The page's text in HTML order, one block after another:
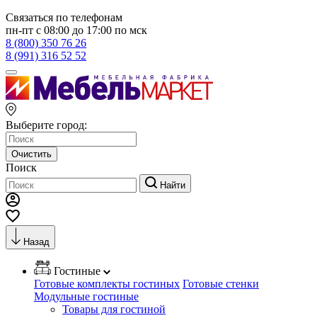
Связаться по телефонам
пн-пт с 08:00 до 17:00 по мск
8 (800) 350 76 26
8 (991) 316 52 52
Выберите город:
Очистить
Поиск
Найти
Назад
Гостиные
Готовые комплекты гостиных Готовые стенки
Модульные гостиные
Товары для гостиной